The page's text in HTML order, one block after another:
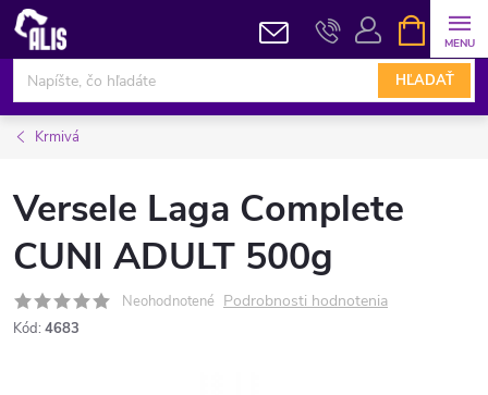
Prejsť
obsah
HĽADAŤ
KOŠÍK
Krmivá
Versele Laga Complete
CUNI ADULT 500g
Neohodnotené Podrobnosti hodnotenia
Kód: 4683